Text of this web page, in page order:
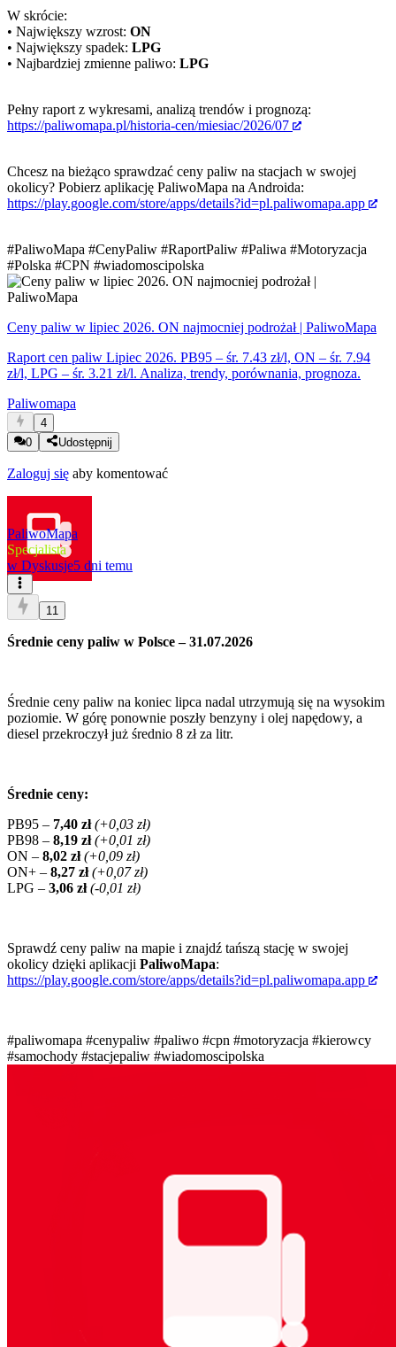
W skrócie:
• Największy wzrost: ON
• Największy spadek: LPG
• Najbardziej zmienne paliwo: LPG
Pełny raport z wykresami, analizą trendów i prognozą:
https://paliwomapa.pl/historia-cen/miesiac/2026/07
Chcesz na bieżąco sprawdzać ceny paliw na stacjach w swojej
okolicy? Pobierz aplikację PaliwoMapa na Androida:
https://play.google.com/store/apps/details?id=pl.paliwomapa.app
#PaliwoMapa #CenyPaliw #RaportPaliw #Paliwa #Motoryzacja
#Polska #CPN #wiadomoscipolska
Ceny paliw w lipiec 2026. ON najmocniej podrożał | PaliwoMapa
Raport cen paliw Lipiec 2026. PB95 – śr. 7.43 zł/l, ON – śr. 7.94
zł/l, LPG – śr. 3.21 zł/l. Analiza, trendy, porównania, prognoza.
Paliwomapa
4
0
Udostępnij
Zaloguj się aby komentować
PaliwoMapa
Specjalista
w Dyskusje5 dni temu
11
Średnie ceny paliw w Polsce – 31.07.2026
Średnie ceny paliw na koniec lipca nadal utrzymują się na wysokim
poziomie. W górę ponownie poszły benzyny i olej napędowy, a
diesel przekroczył już średnio 8 zł za litr.
Średnie ceny:
PB95 – 7,40 zł (+0,03 zł)
PB98 – 8,19 zł (+0,01 zł)
ON – 8,02 zł (+0,09 zł)
ON+ – 8,27 zł (+0,07 zł)
LPG – 3,06 zł (-0,01 zł)
Sprawdź ceny paliw na mapie i znajdź tańszą stację w swojej
okolicy dzięki aplikacji PaliwoMapa:
https://play.google.com/store/apps/details?id=pl.paliwomapa.app
#paliwomapa #cenypaliw #paliwo #cpn #motoryzacja #kierowcy
#samochody #stacjepaliw #wiadomoscipolska